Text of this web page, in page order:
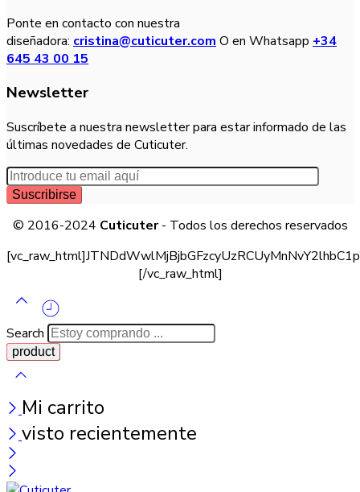
Ponte en contacto con nuestra
diseñadora: cristina@cuticuter.com O en Whatsapp +34
645 43 00 15
Newsletter
Suscríbete a nuestra newsletter para estar informado de las
últimas novedades de Cuticuter.
© 2016-2024 Cuticuter- Todos los derechos reservados
[/vc_raw_html]
Search
Mi carrito
visto recientemente